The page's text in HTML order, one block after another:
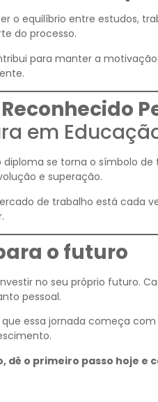
o equilíbrio entre estudos,
do processo.
para manter a
em
se torna o símbolo
e superação.
de trabalho está cada
o futuro
no seu próprio futuro.
pessoal.
essa jornada começa
dê o primeiro passo hoje e